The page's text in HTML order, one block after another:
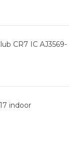
CR7 IC AJ3569-
indoor